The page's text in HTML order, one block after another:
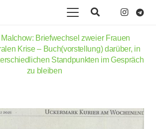
Briefwechsel zweier Frauen
Krise – Buch(vorstellung) darüber, in
Standpunkten im Gespräch
zu bleiben